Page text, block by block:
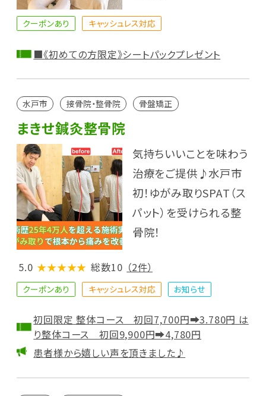
クーポンあり キャッシュレス対応
■《初めての方限定》シートパックプレゼント
水戸市 接骨院・整骨院 骨盤矯正
まきせ鍼灸整骨院
気持ちいいことを味わう
治療をご提供♪水戸市
初！ゆがみ取りSPAT（ス
パット）を受けられる整
骨院！
5.0 ★★★★★ 総数10 （2件）
クーポンあり キャッシュレス対応 お知らせ
初回限定 整体コース 初回7,700円➡3.780円 は
り整体コース 初回9,900円➡4,780円
患者様から嬉しい声を頂きました♪